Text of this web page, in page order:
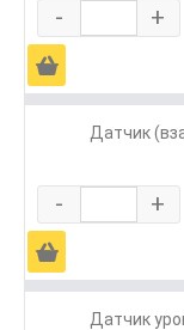
- +
Ä
Датчик
- +
Ä
Датчик